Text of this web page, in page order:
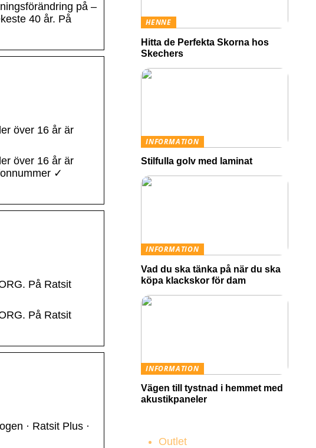
på –
40 år. På
över 16 år är
över 16 år är
✓
På Ratsit
På Ratsit
· Ratsit Plus ·
HENNE
Hitta de Perfekta Skorna hos
Skechers
INFORMATION
Stilfulla golv med laminat
INFORMATION
Vad du ska tänka på när du ska
köpa klackskor för dam
INFORMATION
Vägen till tystnad i hemmet med
akustikpaneler
Outlet